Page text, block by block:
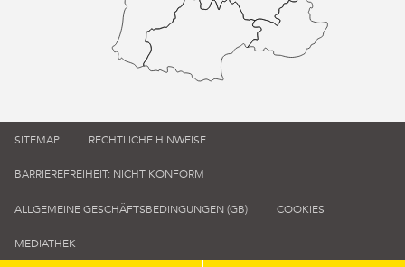
SITEMAP RECHTLICHE HINWEISE
BARRIEREFREIHEIT: NICHT KONFORM
ALLGEMEINE GESCHÄFTSBEDINGUNGEN (GB) COOKIES
MEDIATHEK